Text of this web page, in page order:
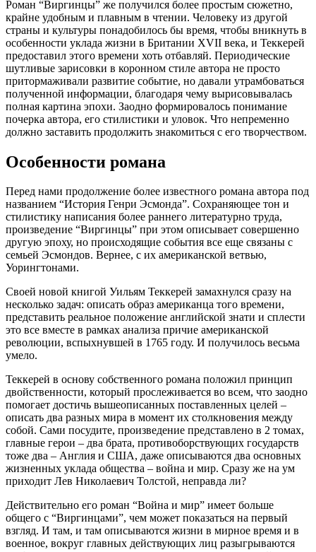
Роман “Виргинцы” же получился более простым сюжетно,
крайне удобным и плавным в чтении. Человеку из другой
страны и культуры понадобилось бы время, чтобы вникнуть в
особенности уклада жизни в Британии XVII века, и Теккерей
предоставил этого времени хоть отбавляй. Периодические
шутливые зарисовки в коронном стиле автора не просто
притормаживали развитие событие, но давали утрамбоваться
полученной информации, благодаря чему вырисовывалась
полная картина эпохи. Заодно формировалось понимание
почерка автора, его стилистики и уловок. Что непременно
должно заставить продолжить знакомиться с его творчеством.
Особенности романа
Перед нами продолжение более известного романа автора под
названием “История Генри Эсмонда”. Сохраняющее тон и
стилистику написания более раннего литературно труда,
произведение “Виргинцы” при этом описывает совершенно
другую эпоху, но происходящие события все еще связаны с
семьей Эсмондов. Вернее, с их американской ветвью,
Уорингтонами.
Своей новой книгой Уильям Теккерей замахнулся сразу на
несколько задач: описать образ американца того времени,
представить реальное положение английской знати и сплести
это все вместе в рамках анализа причие американской
революции, вспыхнувшей в 1765 году. И получилось весьма
умело.
Теккерей в основу собственного романа положил принцип
двойственности, который прослеживается во всем, что заодно
помогает достичь вышеописанных поставленных целей –
описать два разных мира в момент их столкновения между
собой. Сами посудите, произведение представлено в 2 томах,
главные герои – два брата, противоборствующих государств
тоже два – Англия и США, даже описываются два основных
жизненных уклада общества – война и мир. Сразу же на ум
приходит Лев Николаевич Толстой, неправда ли?
Действительно его роман “Война и мир” имеет больше
общего с “Виргинцами”, чем может показаться на первый
взгляд. И там, и там описываются жизни в мирное время и в
военное, вокруг главных действующих лиц разыгрываются